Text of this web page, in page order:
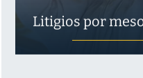
Litigios por